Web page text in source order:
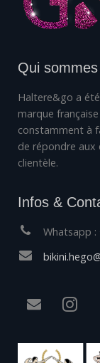
Qui
Haltere&go a
marque
constamment à
de répondre aux
clientèle.
Infos &
Whatsapp :